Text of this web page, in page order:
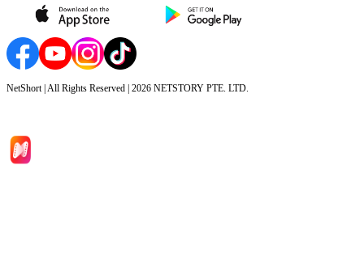
NetShort | All Rights Reserved | 2026 NETSTORY PTE. LTD.